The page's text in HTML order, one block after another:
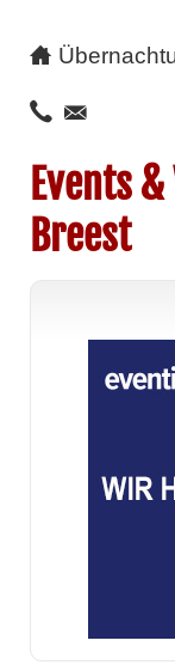
Events
Breest